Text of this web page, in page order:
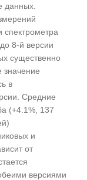
данных.
8-й версии
существенно
значение
в
Средние
(+4.1%, 137
и
от
версиями